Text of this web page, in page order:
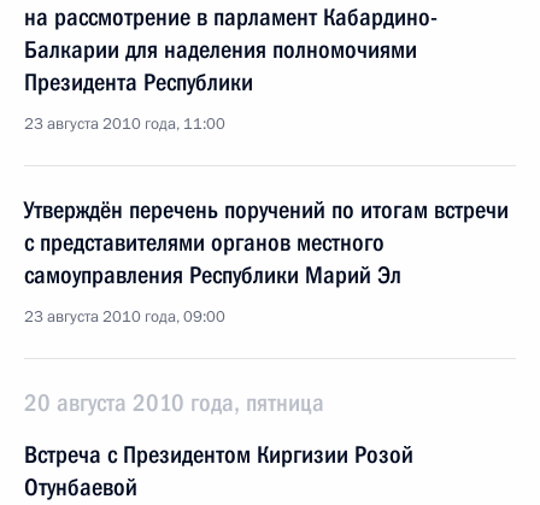
на рассмотрение в парламент Кабардино-
Балкарии для наделения полномочиями
Президента Республики
23 августа 2010 года, 11:00
Утверждён перечень поручений по итогам встречи
с представителями органов местного
самоуправления Республики Марий Эл
23 августа 2010 года, 09:00
20 августа 2010 года, пятница
Встреча с Президентом Киргизии Розой
Отунбаевой